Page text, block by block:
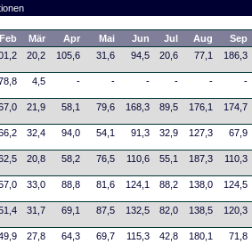
Feb Mär Apr Mai Jun Jul Aug Sep
20,2 105,6 31,6 94,5 20,6 77,1 186,3
4,5 - - - - - -
21,9 58,1 79,6 168,3 89,5 176,1 174,7
32,4 94,0 54,1 91,3 32,9 127,3 67,9
20,8 58,2 76,5 110,6 55,1 187,3 110,3
33,0 88,8 81,6 124,1 88,2 138,0 124,5
31,7 69,1 87,5 132,5 82,0 138,5 120,3
27,8 64,3 69,7 115,3 42,8 180,1 71,8